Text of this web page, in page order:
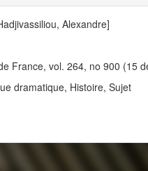
Alexandre]
France, vol. 264, no 900 (15
dramatique, Histoire, Sujet